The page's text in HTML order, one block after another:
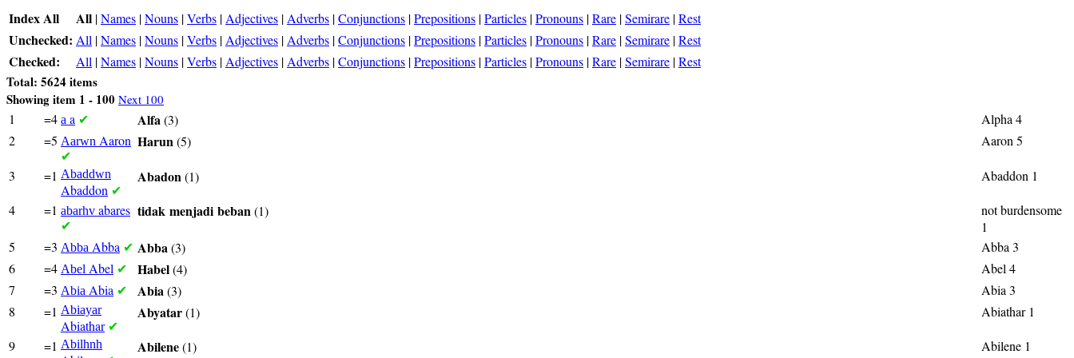
Index All All |Names |Nouns |Verbs | Adjectives | Adverbs |Conjunctions |Prepositions |Particles |Pronouns |Rare |Semirare |Rest
Unchecked: All |Names |Nouns |Verbs | Adjectives | Adverbs |Conjunctions |Prepositions |Particles |Pronouns |Rare |Semirare |Rest
Checked: All |Names |Nouns |Verbs | Adjectives | Adverbs |Conjunctions |Prepositions |Particles |Pronouns |Rare |Semirare |Rest
Total: 5624 items
Showing item 1 - 100 Next 100
1 =4 a a ✔ Alfa(3)
Alpha 4
2
=5 Aarwn Aaron
✔
Harun(5) Aaron 5
3 =1 Abaddwn
Abaddon ✔
Abadon(1) Abaddon 1
4 =1 abarhv abares
✔
tidak menjadi beban(1)
not burdensome
1
5
=3 Abba Abba ✔ Abba(3)
Abba 3
6
=4 Abel Abel ✔ Habel(4)
Abel 4
7
=3 Abia Abia ✔ Abia(3)
Abia 3
8
=1 Abiayar
Abiathar ✔
Abyatar(1) Abiathar 1
9 =1 Abilhnh Abilene(1) Abilene 1